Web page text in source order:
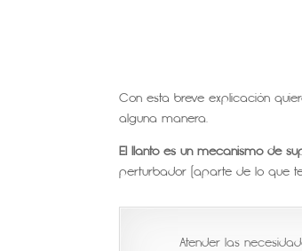
Con esta breve explicación
alguna manera.
El llanto es un mecanismo de
perturbador (aparte de lo que
Atender las